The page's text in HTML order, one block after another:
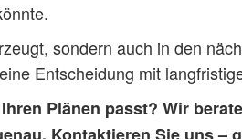
sondern auch in den
Entscheidung mit
Plänen passt? Wir